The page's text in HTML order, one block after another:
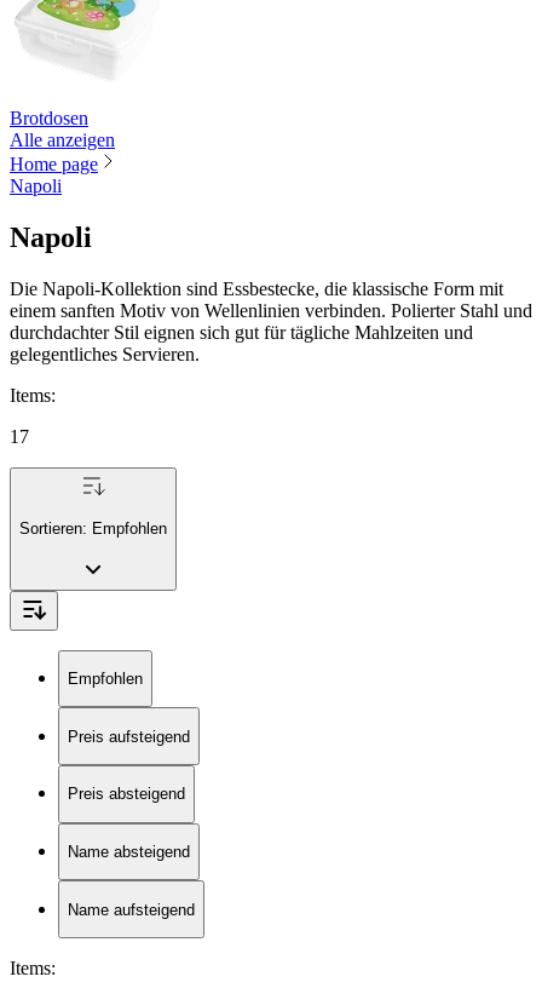
Brotdosen
Alle anzeigen
Home page
Napoli
Napoli
Die Napoli-Kollektion sind Essbestecke, die klassische Form mit
einem sanften Motiv von Wellenlinien verbinden. Polierter Stahl und
durchdachter Stil eignen sich gut für tägliche Mahlzeiten und
gelegentliches Servieren.
Items:
17
Sortieren: Empfohlen
Empfohlen
Preis aufsteigend
Preis absteigend
Name absteigend
Name aufsteigend
Items: